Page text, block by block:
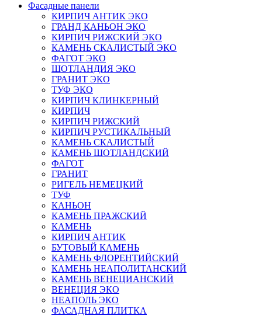
Фасадные панели
КИРПИЧ АНТИК ЭКО
ГРАНД КАНЬОН ЭКО
КИРПИЧ РИЖСКИЙ ЭКО
КАМЕНЬ СКАЛИСТЫЙ ЭКО
ФАГОТ ЭКО
ШОТЛАНДИЯ ЭКО
ГРАНИТ ЭКО
ТУФ ЭКО
КИРПИЧ КЛИНКЕРНЫЙ
КИРПИЧ
КИРПИЧ РИЖСКИЙ
КИРПИЧ РУСТИКАЛЬНЫЙ
КАМЕНЬ СКАЛИСТЫЙ
КАМЕНЬ ШОТЛАНДСКИЙ
ФАГОТ
ГРАНИТ
РИГЕЛЬ НЕМЕЦКИЙ
ТУФ
КАНЬОН
КАМЕНЬ ПРАЖСКИЙ
КАМЕНЬ
КИРПИЧ АНТИК
БУТОВЫЙ КАМЕНЬ
КАМЕНЬ ФЛОРЕНТИЙСКИЙ
КАМЕНЬ НЕАПОЛИТАНСКИЙ
КАМЕНЬ ВЕНЕЦИАНСКИЙ
ВЕНЕЦИЯ ЭКО
НЕАПОЛЬ ЭКО
ФАСАДНАЯ ПЛИТКА